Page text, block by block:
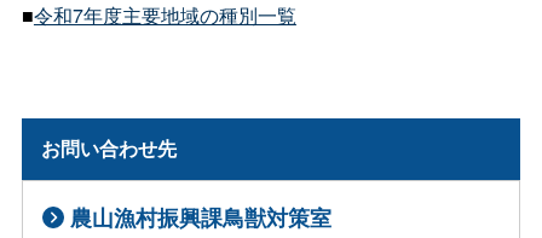
■令和7年度主要地域の種別一覧
お問い合わせ先
農山漁村振興課鳥獣対策室